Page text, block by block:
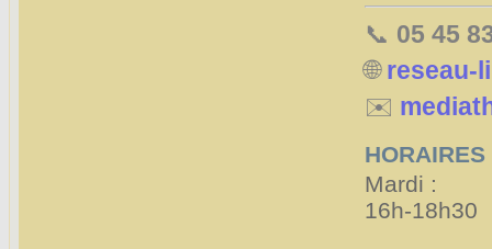
📞 05 45
🌐 reseau-
✉️
HORAIRES
Mardi :
16h-18h30